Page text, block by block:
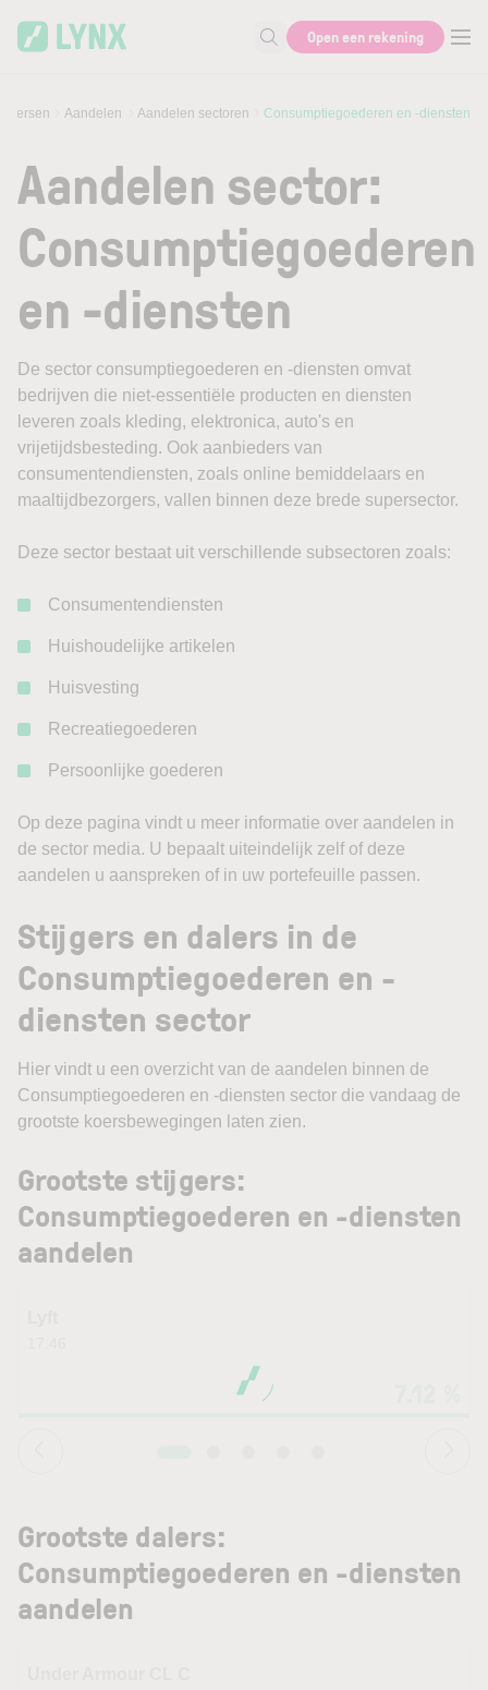
Zoek naar informatie
Open een rekening
Aandelen Aandelen sectoren Consumptiegoederen en -diensten
Aandelen sector:
Consumptiegoederen
en -diensten
De sector consumptiegoederen en -diensten omvat
bedrijven die niet-essentiële producten en diensten
leveren zoals kleding, elektronica, auto's en
vrijetijdsbesteding. Ook aanbieders van
consumentendiensten, zoals online bemiddelaars en
maaltijdbezorgers, vallen binnen deze brede supersector.
Deze sector bestaat uit verschillende subsectoren zoals:
Consumentendiensten
Huishoudelijke artikelen
Huisvesting
Recreatiegoederen
Persoonlijke goederen
Op deze pagina vindt u meer informatie over aandelen in
de sector media. U bepaalt uiteindelijk zelf of deze
aandelen u aanspreken of in uw portefeuille passen.
Stijgers en dalers in de
Consumptiegoederen en -
diensten sector
Hier vindt u een overzicht van de aandelen binnen de
Consumptiegoederen en -diensten sector die vandaag de
grootste koersbewegingen laten zien.
Grootste stijgers:
Consumptiegoederen en -diensten
aandelen
Grootste dalers:
Consumptiegoederen en -diensten
aandelen